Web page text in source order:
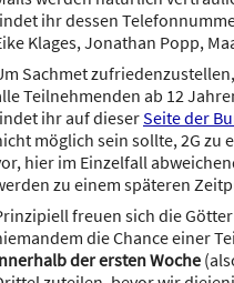
ihr dessen
Klages, Jonathan Popp,
Sachmet
Teilnehmenden ab 12
ihr auf dieserSeite der
möglich sein sollte, 2G zu
hier im Einzelfall
zu einem späteren
freuen sich die
die Chance einer
der ersten Woche